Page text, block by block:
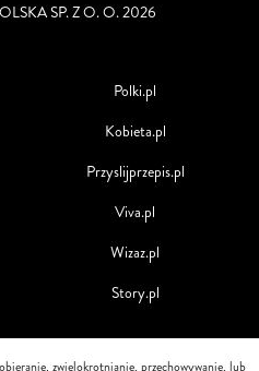
SP. Z O. O. 2026
Polki.pl
Kobieta.pl
Przyslijprzepis.pl
Viva.pl
Wizaz.pl
Story.pl
zwielokrotnianie, przechowywanie, lub